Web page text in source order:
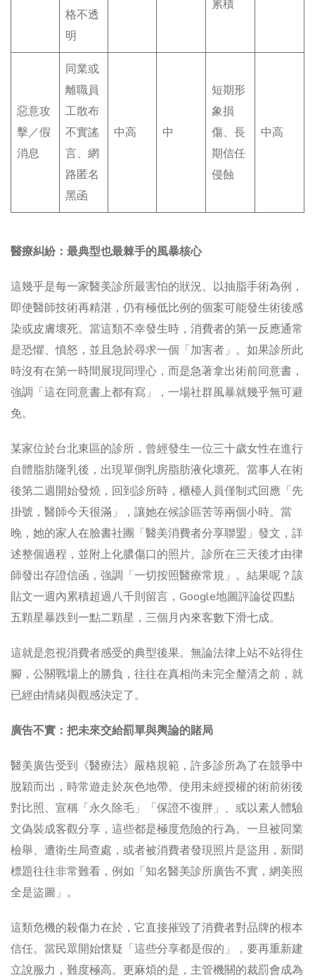
格不透
明
累積
惡意攻
擊／假
消息
同業或
離職員
工散布
不實謠
言、網
路匿名
黑函
中高 中
短期形
象損
傷、長
期信任
侵蝕
中高
醫療糾紛：最典型也最棘手的風暴核心
這幾乎是每一家醫美診所最害怕的狀況。以抽脂手術為例，
即使醫師技術再精湛，仍有極低比例的個案可能發生術後感
染或皮膚壞死。當這類不幸發生時，消費者的第一反應通常
是恐懼、憤怒，並且急於尋求一個「加害者」。如果診所此
時沒有在第一時間展現同理心，而是急著拿出術前同意書，
強調「這在同意書上都有寫」，一場社群風暴就幾乎無可避
免。
某家位於台北東區的診所，曾經發生一位三十歲女性在進行
自體脂肪隆乳後，出現單側乳房脂肪液化壞死。當事人在術
後第二週開始發燒，回到診所時，櫃檯人員僅制式回應「先
掛號，醫師今天很滿」，讓她在候診區苦等兩個小時。當
晚，她的家人在臉書社團「醫美消費者分享聯盟」發文，詳
述整個過程，並附上化膿傷口的照片。診所在三天後才由律
師發出存證信函，強調「一切按照醫療常規」。結果呢？該
貼文一週內累積超過八千則留言，Google地圖評論從四點
五顆星暴跌到一點二顆星，三個月內來客數下滑七成。
這就是忽視消費者感受的典型後果。無論法律上站不站得住
腳，公關戰場上的勝負，往往在真相尚未完全釐清之前，就
已經由情緒與觀感決定了。
廣告不實：把未來交給罰單與輿論的賭局
醫美廣告受到《醫療法》嚴格規範，許多診所為了在競爭中
脫穎而出，時常遊走於灰色地帶。使用未經授權的術前術後
對比照、宣稱「永久除毛」「保證不復胖」、或以素人體驗
文偽裝成客觀分享，這些都是極度危險的行為。一旦被同業
檢舉、遭衛生局查處，或者被消費者發現照片是盜用，新聞
標題往往非常難看，例如「知名醫美診所廣告不實，網美照
全是盜圖」。
這類危機的殺傷力在於，它直接摧毀了消費者對品牌的根本
信任。當民眾開始懷疑「這些分享都是假的」，要再重新建
立說服力，難度極高。更麻煩的是，主管機關的裁罰會成為